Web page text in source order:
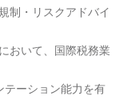
制・リスクアドバイ
おいて、国際税務業
テーション能力を有